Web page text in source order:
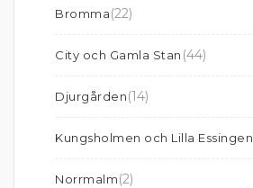
Bromma(22)
City och Gamla Stan (44)
Djurgården(14)
Kungsholmen och Lilla Essingen
Norrmalm(2)